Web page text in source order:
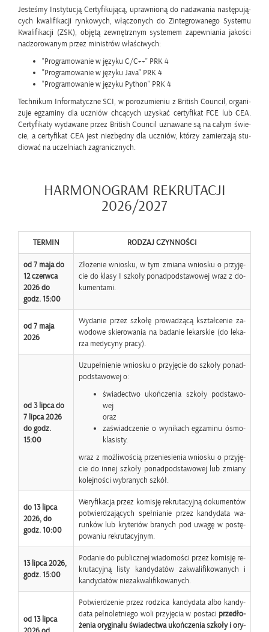
Je­ste­śmy In­sty­tu­cją Cer­ty­fi­ku­ją­cą, upraw­nio­ną do nada­wa­nia na­stę­pu­ją­
cych kwa­li­fi­ka­cji ryn­ko­wych, włą­czo­nych do Zin­te­gro­wa­ne­go Sys­te­mu
Kwa­li­fi­ka­cji (ZSK), ob­ję­tą ze­wnętrz­nym sys­te­mem za­pew­nia­nia ja­ko­ści
nad­zo­ro­wa­nym przez mi­ni­strów wła­ści­wych:
"Pro­gra­mo­wa­nie w ję­zy­ku C/C++" PRK 4
"Pro­gra­mo­wa­nie w ję­zy­ku Java" PRK 4
"Pro­gra­mo­wa­nie w ję­zy­ku Py­thon" PRK 4
Tech­ni­kum In­for­ma­tycz­ne SCI, w po­ro­zu­mie­niu z Bri­tish Co­un­cil, or­ga­ni­
zu­je eg­za­mi­ny dla uczniów chcą­cych uzy­skać cer­ty­fi­kat FCE lub CEA.
Cer­ty­fi­ka­ty wy­da­wa­ne przez Bri­tish Co­un­cil uzna­wa­ne są na całym świe­
cie, a cer­ty­fi­kat CEA jest nie­zbęd­ny dla uczniów, któ­rzy za­mie­rza­ją stu­
dio­wać na uczel­niach za­gra­nicz­nych.
HAR­MO­NO­GRAM RE­KRU­TA­CJI
2026/2027
TER­MIN RO­DZAJ CZYN­NO­ŚCI
od 7 maja do
12 czerw­ca
2026 do
godz. 15:00
Zło­że­nie wnio­sku, w tym zmia­na wnio­sku o przy­ję­
cie do klasy I szko­ły po­nad­pod­sta­wo­wej wraz z do­
ku­men­ta­mi.
od 7 maja
2026
Wy­da­nie przez szko­łę pro­wa­dzą­cą kształ­ce­nie za­
wo­do­we skie­ro­wa­nia na ba­da­nie le­kar­skie (do le­ka­
rza me­dy­cy­ny pracy).
od 3 lipca do
7 lipca 2026
do godz.
15:00
Uzu­peł­nie­nie wnio­sku o przy­ję­cie do szko­ły po­nad­
pod­sta­wo­wej o:
świa­dec­two ukoń­cze­nia szko­ły pod­sta­wo­
wej
oraz
za­świad­cze­nie o wy­ni­kach eg­za­mi­nu ósmo­
kla­si­sty.
wraz z moż­li­wo­ścią prze­nie­sie­nia wnio­sku o przy­ję­
cie do innej szko­ły po­nad­pod­sta­wo­wej lub zmia­ny
ko­lej­no­ści wy­bra­nych szkół.
do 13 lipca
2026, do
godz. 10:00
We­ry­fi­ka­cja przez ko­mi­sję re­kru­ta­cyj­ną do­ku­men­tów
po­twier­dza­ją­cych speł­nia­nie przez kan­dy­da­ta wa­
run­ków lub kry­te­riów bra­nych pod uwagę w po­stę­
po­wa­niu re­kru­ta­cyj­nym.
13 lipca 2026,
godz. 15:00
Po­da­nie do pu­blicz­nej wia­do­mo­ści przez ko­mi­sję re­
kru­ta­cyj­ną listy kan­dy­da­tów za­kwa­li­fi­ko­wa­nych i
kan­dy­da­tów nie­za­kwa­li­fi­ko­wa­nych.
od 13 lipca
Po­twier­dze­nie przez ro­dzi­ca kan­dy­da­ta albo kan­dy­
da­ta peł­no­let­nie­go woli przy­ję­cia w po­sta­ci przed­ło­
że­nia ory­gi­na­łu świa­dec­twa ukoń­cze­nia szko­ły i ory­